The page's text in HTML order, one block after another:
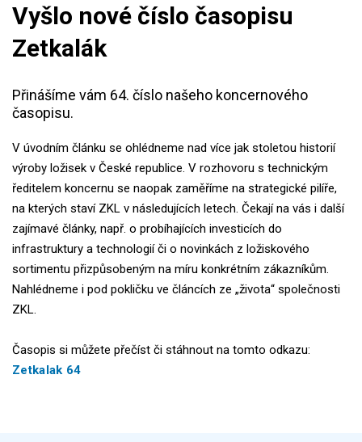
Vyšlo nové číslo časopisu
Zetkalák
Přinášíme vám 64. číslo našeho koncernového
časopisu.
V úvodním článku se ohlédneme nad více jak stoletou historií
výroby ložisek v České republice. V rozhovoru s technickým
ředitelem koncernu se naopak zaměříme na strategické pilíře,
na kterých staví ZKL v následujících letech. Čekají na vás i další
zajímavé články, např. o probíhajících investicích do
infrastruktury a technologií či o novinkách z ložiskového
sortimentu přizpůsobeným na míru konkrétním zákazníkům.
Nahlédneme i pod pokličku ve článcích ze „života“ společnosti
ZKL.
Časopis si můžete přečíst či stáhnout na tomto odkazu:
Zetkalak 64